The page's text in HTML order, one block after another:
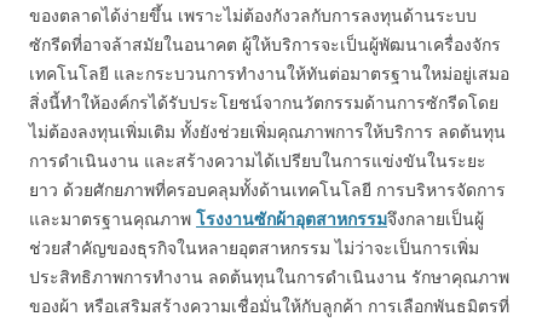
ของตลาดได้ง่ายขึ้น เพราะไม่ต้องกังวลกับการลงทุนด้านระบบ
ซักรีดที่อาจล้าสมัยในอนาคต ผู้ให้บริการจะเป็นผู้พัฒนาเครื่องจักร
เทคโนโลยี และกระบวนการทำงานให้ทันต่อมาตรฐานใหม่อยู่เสมอ
สิ่งนี้ทำให้องค์กรได้รับประโยชน์จากนวัตกรรมด้านการซักรีดโดย
ไม่ต้องลงทุนเพิ่มเติม ทั้งยังช่วยเพิ่มคุณภาพการให้บริการ ลดต้นทุน
การดำเนินงาน และสร้างความได้เปรียบในการแข่งขันในระยะ
ยาว ด้วยศักยภาพที่ครอบคลุมทั้งด้านเทคโนโลยี การบริหารจัดการ
และมาตรฐานคุณภาพ โรงงานซักผ้าอุตสาหกรรมจึงกลายเป็นผู้
ช่วยสำคัญของธุรกิจในหลายอุตสาหกรรม ไม่ว่าจะเป็นการเพิ่ม
ประสิทธิภาพการทำงาน ลดต้นทุนในการดำเนินงาน รักษาคุณภาพ
ของผ้า หรือเสริมสร้างความเชื่อมั่นให้กับลูกค้า การเลือกพันธมิตรที่